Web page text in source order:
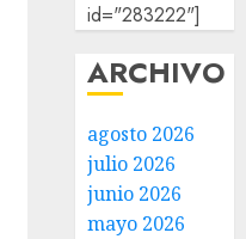
id="283222"]
ARCHIVO
agosto 2026
julio 2026
junio 2026
mayo 2026